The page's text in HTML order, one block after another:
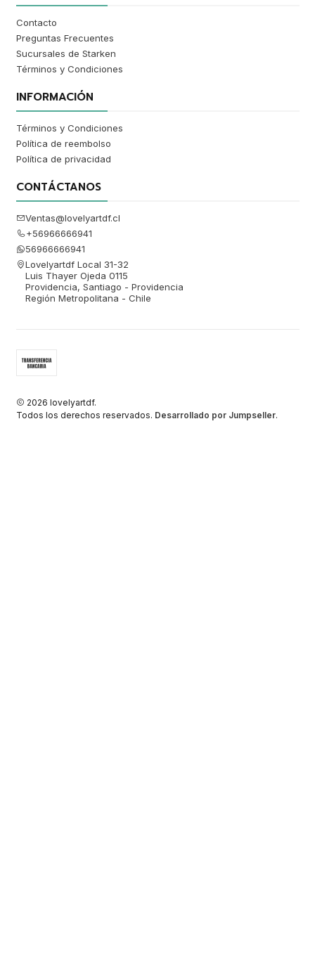
Contacto
Preguntas Frecuentes
Sucursales de Starken
Términos y Condiciones
INFORMACIÓN
Términos y Condiciones
Política de reembolso
Política de privacidad
CONTÁCTANOS
Ventas@lovelyartdf.cl
+56966666941
56966666941
Lovelyartdf Local 31-32
Luis Thayer Ojeda 0115
Providencia, Santiago - Providencia
Región Metropolitana - Chile
2026 lovelyartdf.
Todos los derechos reservados. Desarrollado por Jumpseller.